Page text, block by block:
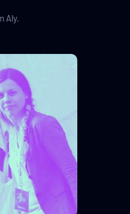
Aly.